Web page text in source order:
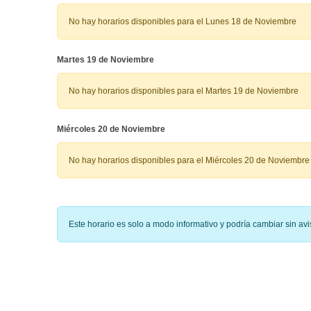
No hay horarios disponibles para el Lunes 18 de Noviembre
Martes 19 de Noviembre
No hay horarios disponibles para el Martes 19 de Noviembre
Miércoles 20 de Noviembre
No hay horarios disponibles para el Miércoles 20 de Noviembre
Este horario es solo a modo informativo y podría cambiar sin